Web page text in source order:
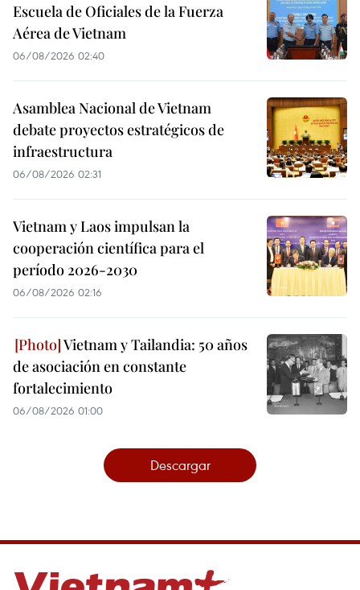
Escuela de Oficiales de la Fuerza
Aérea de Vietnam
06/08/2026 02:40
Asamblea Nacional de Vietnam
debate proyectos estratégicos de
infraestructura
06/08/2026 02:31
Vietnam y Laos impulsan la
cooperación científica para el
período 2026-2030
06/08/2026 02:16
Vietnam y Tailandia: 50 años
de asociación en constante
fortalecimiento
06/08/2026 01:00
Descargar